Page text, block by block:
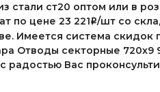
стали ст20 оптом или в
по цене 23 221i/шт со
Имеется система скидок
Отводы секторные 720х9
радостью Вас